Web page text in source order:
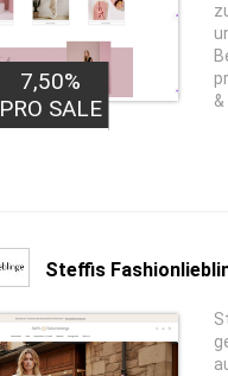
7,50%
PRO SALE
Steffis